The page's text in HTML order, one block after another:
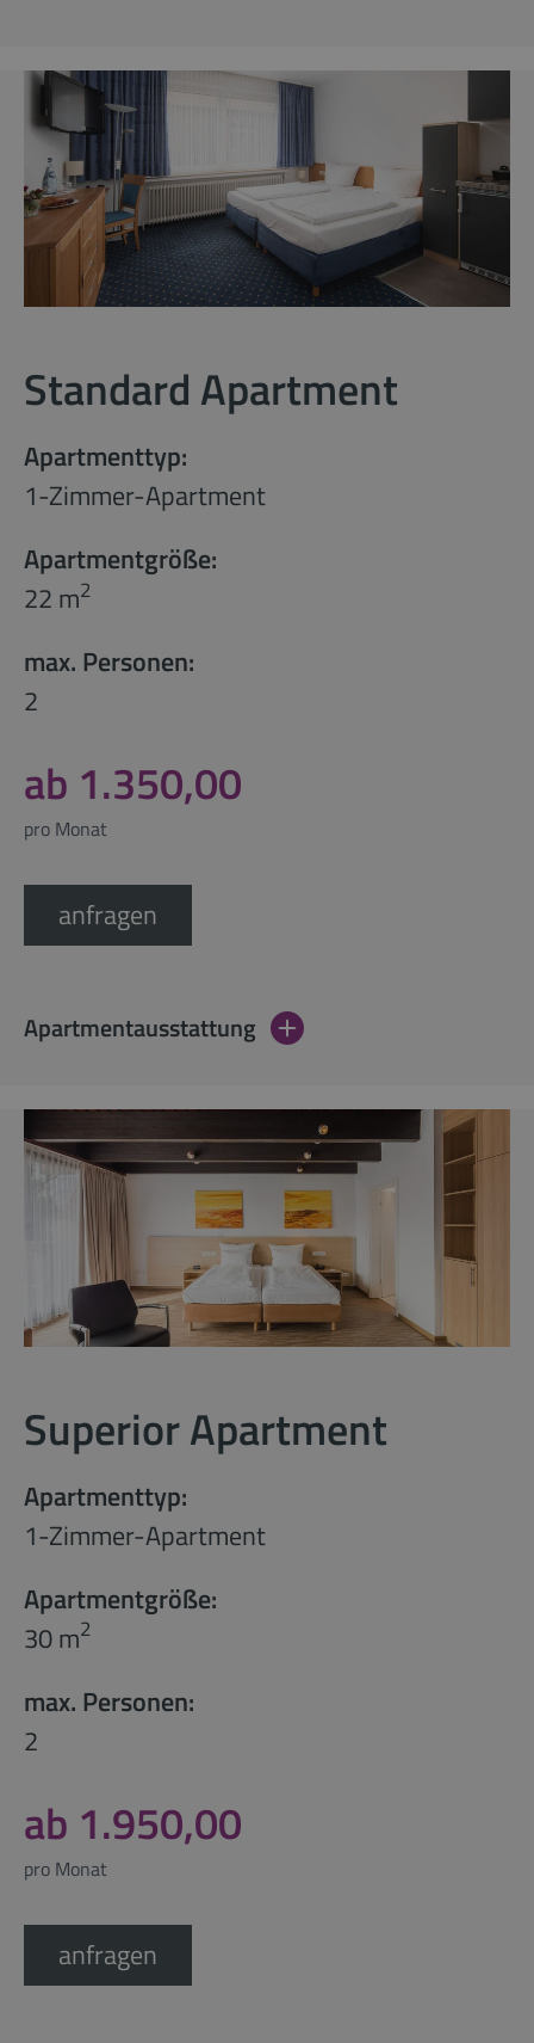
Standard Apartment
Apartmenttyp:
1-Zimmer-Apartment
Apartmentgröße:
22 m2
max. Personen:
2
ab 1.350,00
pro Monat
anfragen
Apartmentausstattung
Superior Apartment
Apartmenttyp:
1-Zimmer-Apartment
Apartmentgröße:
30 m2
max. Personen:
2
ab 1.950,00
pro Monat
anfragen